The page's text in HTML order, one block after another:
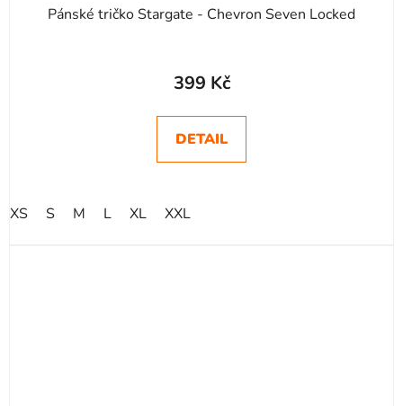
Pánské tričko Stargate - Chevron Seven Locked
399 Kč
DETAIL
XS S M L XL XXL